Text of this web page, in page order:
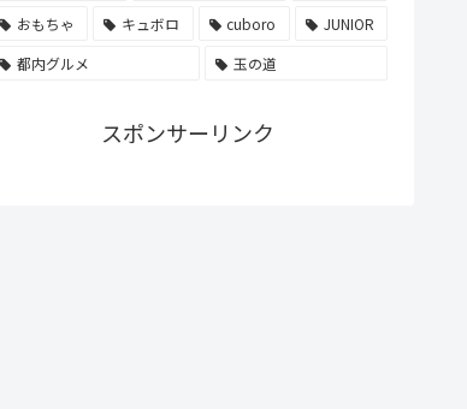
おもちゃ
キュボロ cuboro
JUNIOR
都内グルメ
玉の道
スポンサーリンク